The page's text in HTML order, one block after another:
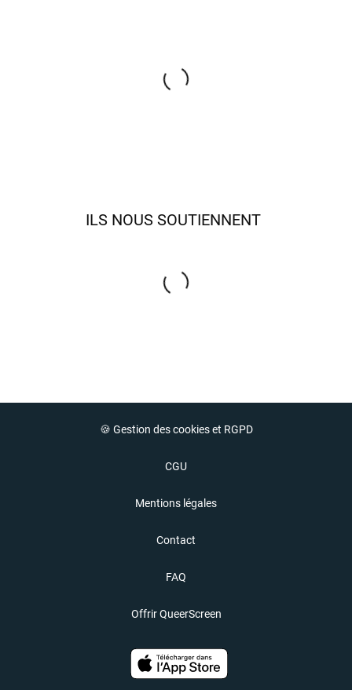
ILS NOUS SOUTIENNENT
🍪 Gestion des cookies et RGPD
CGU
Mentions légales
Contact
FAQ
Offrir QueerScreen